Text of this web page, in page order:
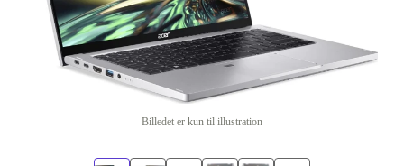
Billedet er kun til illustration